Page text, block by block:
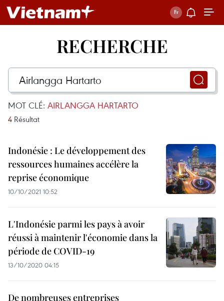
RECHERCHE
MOT CLÉ: AIRLANGGA HARTARTO
4 Résultat
Indonésie : Le développement des
ressources humaines accélère la
reprise économique
10/10/2021 10:52
L'Indonésie parmi les pays à avoir
réussi à maintenir l'économie dans la
période de COVID-19
13/10/2020 04:15
De nombreuses entreprises